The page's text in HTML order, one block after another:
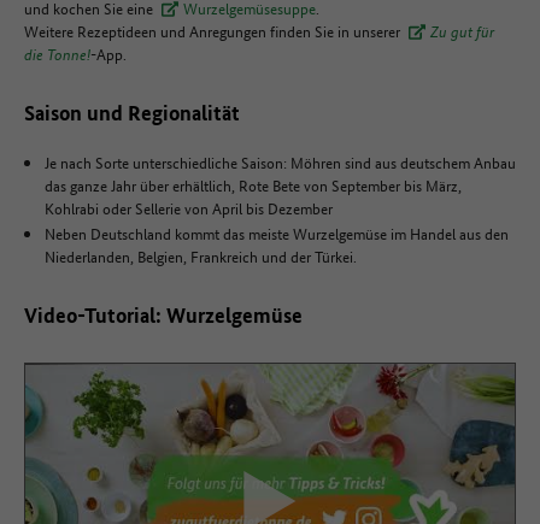
und kochen Sie eine
Wurzelgemüsesuppe.
Weitere Rezeptideen und Anregungen finden Sie in unserer
Zu gut für
die Tonne!-App.
Saison und Regionalität
Je nach Sorte unterschiedliche Saison: Möhren sind aus deutschem Anbau
das ganze Jahr über erhältlich, Rote Bete von September bis März,
Kohlrabi oder Sellerie von April bis Dezember
Neben Deutschland kommt das meiste Wurzelgemüse im Handel aus den
Niederlanden, Belgien, Frankreich und der Türkei.
Video-Tutorial: Wurzelgemüse